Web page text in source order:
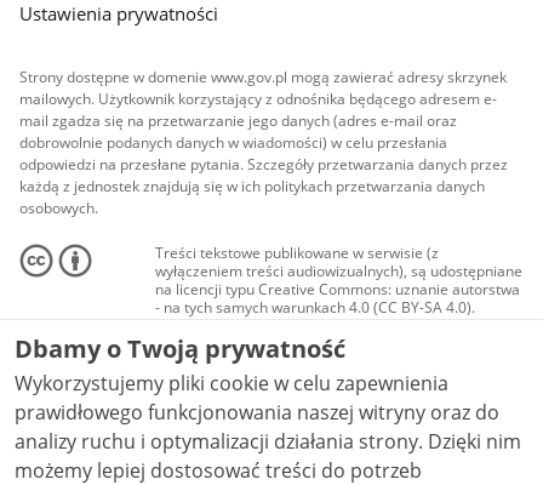
Ustawienia prywatności
Strony dostępne w domenie www.gov.pl mogą zawierać adresy skrzynek
mailowych. Użytkownik korzystający z odnośnika będącego adresem e-
mail zgadza się na przetwarzanie jego danych (adres e-mail oraz
dobrowolnie podanych danych w wiadomości) w celu przesłania
odpowiedzi na przesłane pytania. Szczegóły przetwarzania danych przez
każdą z jednostek znajdują się w ich politykach przetwarzania danych
osobowych.
Treści tekstowe publikowane w serwisie (z
wyłączeniem treści audiowizualnych), są udostępniane
na licencji typu Creative Commons: uznanie autorstwa
- na tych samych warunkach 4.0 (CC BY-SA 4.0).
Materiały audiowizualne, w tym zdjęcia, materiały
audio i wideo, są udostępniane na licencji typu
Creative Commons: uznanie autorstwa użycie
niekomercyjne - bez utworów zależnych 4.0 (CC BY-
NC-ND 4.0), o ile nie jest to stwierdzone inaczej.
Dbamy o Twoją prywatność
Wykorzystujemy pliki cookie w celu zapewnienia
prawidłowego funkcjonowania naszej witryny oraz do
analizy ruchu i optymalizacji działania strony. Dzięki nim
możemy lepiej dostosować treści do potrzeb